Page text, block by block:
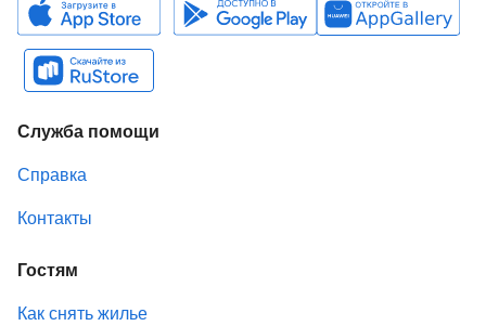
Служба помощи
Справка
Контакты
Гостям
Как снять жилье